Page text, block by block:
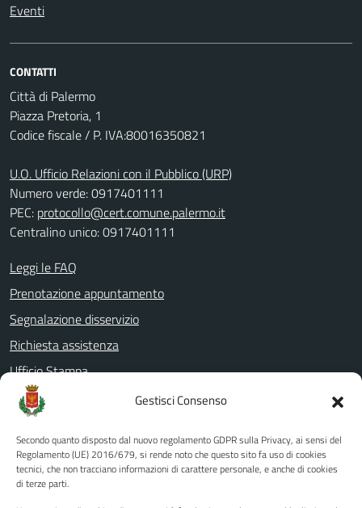
Gestisci Consenso
Secondo quanto disposto dal nuovo regolamento GDPR sulla Privacy, ai sensi del
Regolamento (UE) 2016/679, si rende noto che questo sito fa uso di cookies
tecnici, che non tracciano informazioni di carattere personale, e anche di cookies
di terze parti.
Eventi
CONTATTI
Città di Palermo
Piazza Pretoria, 1
Codice fiscale / P. IVA:80016350821
U.O. Ufficio Relazioni con il Pubblico (URP)
Numero verde: 0917401111
PEC: protocollo@cert.comune.palermo.it
Centralino unico: 0917401111
Leggi le FAQ
Prenotazione appuntamento
Segnalazione disservizio
Richiesta assistenza
Ufficio Stampa
Amministrazione Trasparente
Albo pretorio
Informativa privacy
Note legali